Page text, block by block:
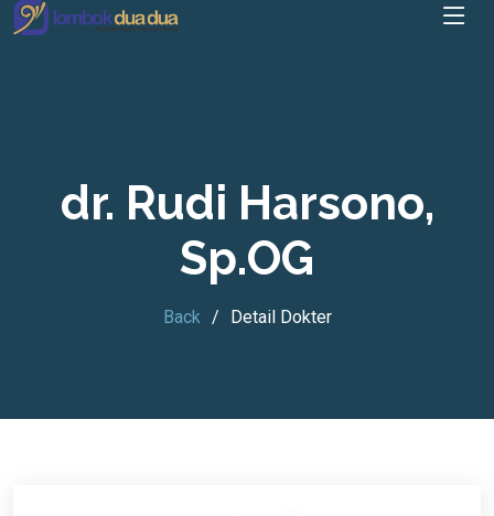
dr. Rudi Harsono,
Sp.OG
Back Detail Dokter